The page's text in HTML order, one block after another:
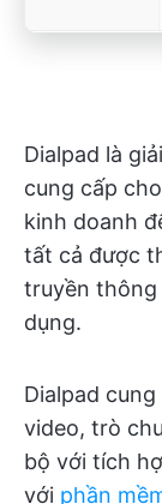
Dialpad là
cung cấp
kinh doanh
tất cả được
truyền thông
dụng.
Dialpad
video, trò
bộ với tích
với phần